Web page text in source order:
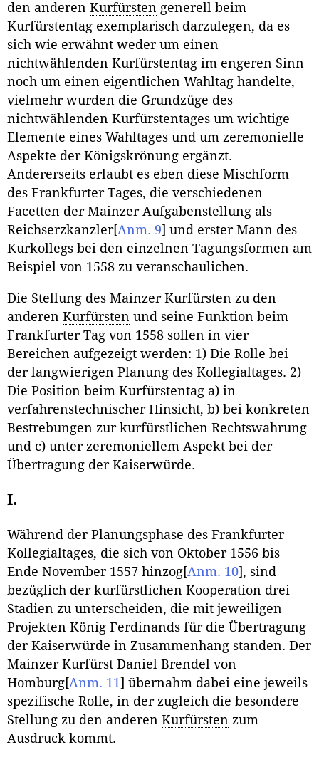
den anderen Kurfürsten generell beim
Kurfürstentag exemplarisch darzulegen, da es
sich wie erwähnt weder um einen
nichtwählenden Kurfürstentag im engeren Sinn
noch um einen eigentlichen Wahltag handelte,
vielmehr wurden die Grundzüge des
nichtwählenden Kurfürstentages um wichtige
Elemente eines Wahltages und um zeremonielle
Aspekte der Königskrönung ergänzt.
Andererseits erlaubt es eben diese Mischform
des Frankfurter Tages, die verschiedenen
Facetten der Mainzer Aufgabenstellung als
Reichserzkanzler[Anm. 9] und erster Mann des
Kurkollegs bei den einzelnen Tagungsformen am
Beispiel von 1558 zu veranschaulichen.
Die Stellung des Mainzer Kurfürsten zu den
anderen Kurfürsten und seine Funktion beim
Frankfurter Tag von 1558 sollen in vier
Bereichen aufgezeigt werden: 1) Die Rolle bei
der langwierigen Planung des Kollegialtages. 2)
Die Position beim Kurfürstentag a) in
verfahrenstechnischer Hinsicht, b) bei konkreten
Bestrebungen zur kurfürstlichen Rechtswahrung
und c) unter zeremoniellem Aspekt bei der
Übertragung der Kaiserwürde.
I.
Während der Planungsphase des Frankfurter
Kollegialtages, die sich von Oktober 1556 bis
Ende November 1557 hinzog[Anm. 10] , sind
bezüglich der kurfürstlichen Kooperation drei
Stadien zu unterscheiden, die mit jeweiligen
Projekten König Ferdinands für die Übertragung
der Kaiserwürde in Zusammenhang standen. Der
Mainzer Kurfürst Daniel Brendel von
Homburg[Anm. 11] übernahm dabei eine jeweils
spezifische Rolle, in der zugleich die besondere
Stellung zu den anderen Kurfürsten zum
Ausdruck kommt.